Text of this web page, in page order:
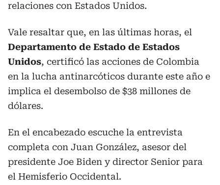
relaciones con Estados Unidos.
Vale resaltar que, en las últimas horas, el
Departamento de Estado de Estados
Unidos, certificó las acciones de Colombia
en la lucha antinarcóticos durante este año e
implica el desembolso de $38 millones de
dólares.
En el encabezado escuche la entrevista
completa con Juan González, asesor del
presidente Joe Biden y director Senior para
el Hemisferio Occidental.